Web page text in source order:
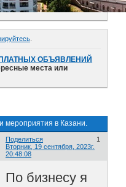
ОБЪЯВЛЕНИЙ
места или
мероприятия в Казани.
Поделиться
1
Вторник, 19 сентября, 2023г.
20:48:08
По бизнесу я